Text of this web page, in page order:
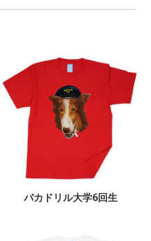
バカドリル大学6回生